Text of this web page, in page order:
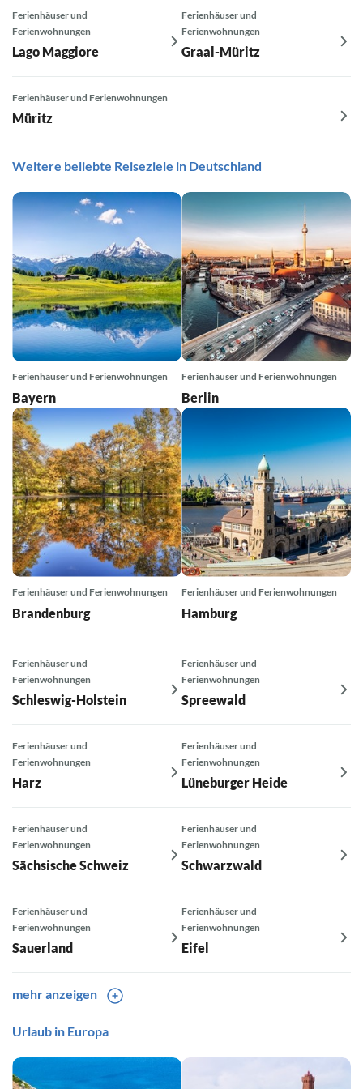
Ferienhäuser und
Ferienwohnungen
Lago Maggiore
Ferienhäuser und
Ferienwohnungen
Graal-Müritz
Ferienhäuser und Ferienwohnungen
Müritz
Weitere beliebte Reiseziele in Deutschland
Ferienhäuser und Ferienwohnungen
Bayern
Ferienhäuser und Ferienwohnungen
Berlin
Ferienhäuser und Ferienwohnungen
Brandenburg
Ferienhäuser und Ferienwohnungen
Hamburg
Ferienhäuser und
Ferienwohnungen
Schleswig-Holstein
Ferienhäuser und
Ferienwohnungen
Spreewald
Ferienhäuser und
Ferienwohnungen
Harz
Ferienhäuser und
Ferienwohnungen
Lüneburger Heide
Ferienhäuser und
Ferienwohnungen
Sächsische Schweiz
Ferienhäuser und
Ferienwohnungen
Schwarzwald
Ferienhäuser und
Ferienwohnungen
Sauerland
Ferienhäuser und
Ferienwohnungen
Eifel
mehr anzeigen
Ferienhäuser und
Bayerischer Wald Braunlage
Ferienhäuser und
Südschwarzwald Wernigerode
Urlaub in Europa